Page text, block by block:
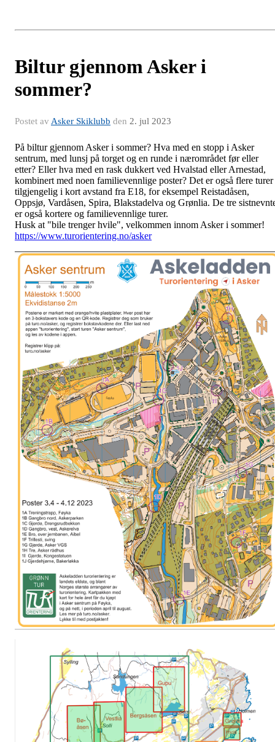
Biltur gjennom Asker i
sommer?
Postet av Asker Skiklubb den 2. jul 2023
På biltur gjennom Asker i sommer? Hva med en stopp i Asker
sentrum, med lunsj på torget og en runde i nærområdet før eller
etter? Eller hva med en rask dukkert ved Hvalstad eller Arnestad,
kombinert med noen familievennlige poster? Det er også flere turer
tilgjengelig i kort avstand fra E18, for eksempel Reistadåsen,
Oppsjø, Vardåsen, Spira, Blakstadelva og Grønlia. De tre
er også kortere og familievennlige turer.
Husk at "bile trenger hvile", velkommen innom Asker i sommer!
https://www.turorientering.no/asker